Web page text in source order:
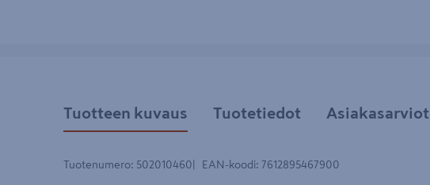
Tuotteen kuvaus Tuotetiedot Asiakasarviot
Tuotenumero: 502010460 EAN-koodi: 7612895467900